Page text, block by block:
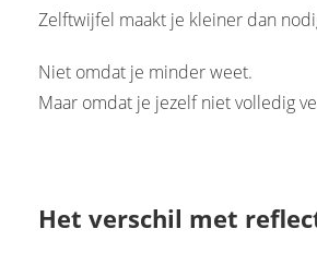
Zelftwijfel maakt je kleiner dan
Niet omdat je minder weet.
Maar omdat je jezelf niet volledig
Het verschil met